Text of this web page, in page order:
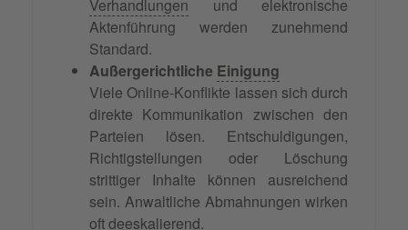
Verhandlungen und elektronische
Aktenführung werden zunehmend
Standard.
Außergerichtliche Einigung
Viele Online-Konflikte lassen sich durch
direkte Kommunikation zwischen den
Parteien lösen. Entschuldigungen,
Richtigstellungen oder Löschung
strittiger Inhalte können ausreichend
sein. Anwaltliche Abmahnungen wirken
oft deeskalierend.